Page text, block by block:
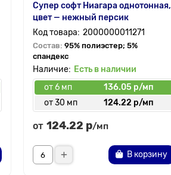
Супер софт Ниагара однотонная,
цвет — нежный персик
2000000011271
Состав: 95% полиэстер; 5%
спандекс
Есть в наличии
от 6 мп
136.05 р/мп
от 30 мп
124.22 р/мп
от 124.22 р/мп
В корзину